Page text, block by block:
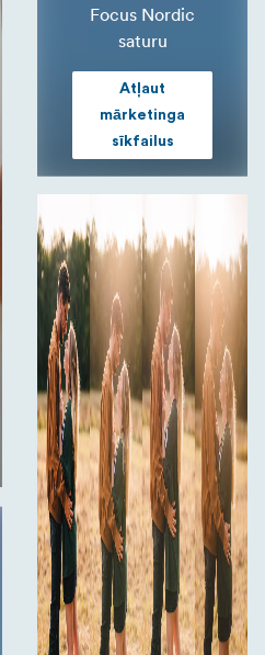
Focus Nordic
saturu
Atļaut
mārketinga
sīkfailus